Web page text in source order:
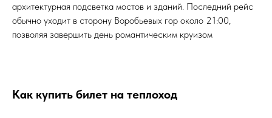
архитектурная подсветка мостов и зданий. Последний рейс
обычно уходит в сторону Воробьевых гор около 21:00,
позволяя завершить день романтическим круизом
Как купить билет на теплоход